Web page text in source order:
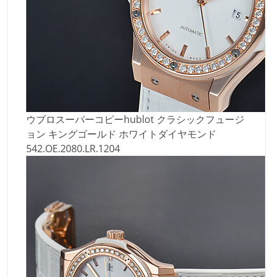
ウブロスーパーコピーhublot クラシックフュージ
ョン キングゴールド ホワイトダイヤモンド
542.OE.2080.LR.1204